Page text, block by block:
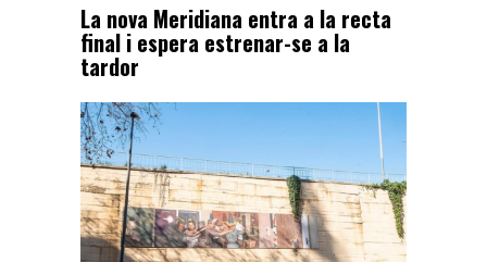
La nova Meridiana entra a la recta
final i espera estrenar-se a la
tardor